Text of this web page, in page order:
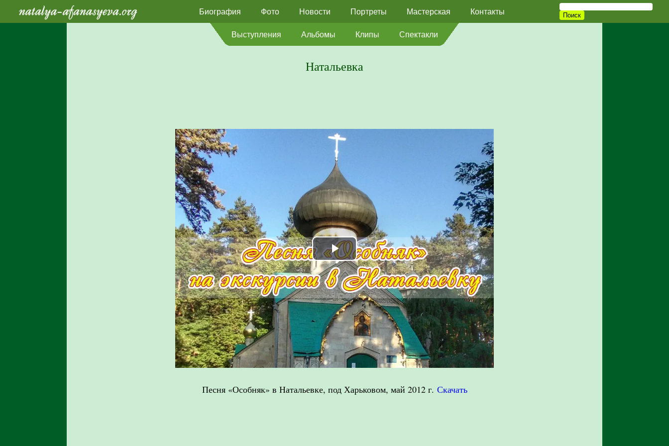
Биография Фото Новости Портреты Мастерская Контакты
Выступления Альбомы Клипы Спектакли
Натальевка
Play
Video
Песня «Особняк» в Натальевке, под Харьковом, май 2012 г. Скачать